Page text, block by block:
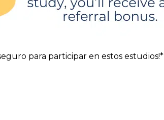
para participar en estos estudios!*